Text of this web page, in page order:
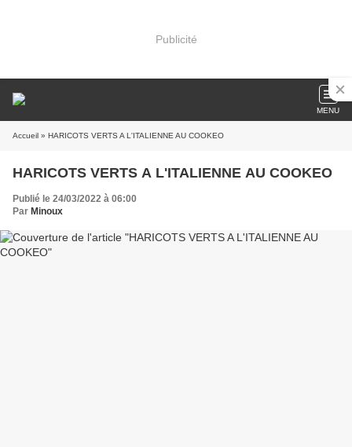
Publicité
MENU
Accueil » HARICOTS VERTS A L'ITALIENNE AU COOKEO
HARICOTS VERTS A L'ITALIENNE AU COOKEO
Publié le 24/03/2022 à 06:00
Par Minoux